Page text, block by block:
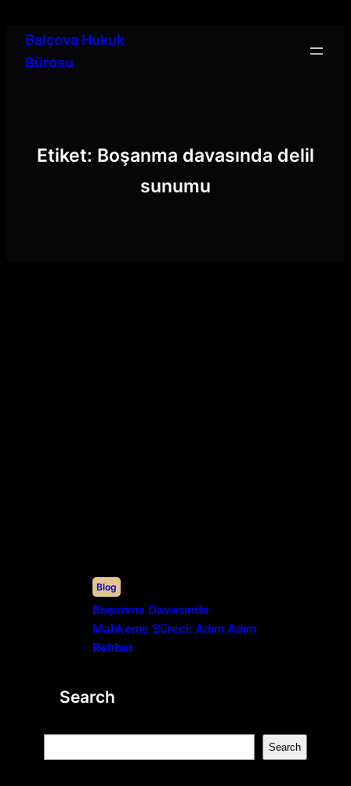
Balçova Hukuk
Bürosu
Etiket: Boşanma davasında delil
sunumu
Blog
Boşanma Davasında
Mahkeme Süreci: Adım Adım
Rehber
Search
e
Search